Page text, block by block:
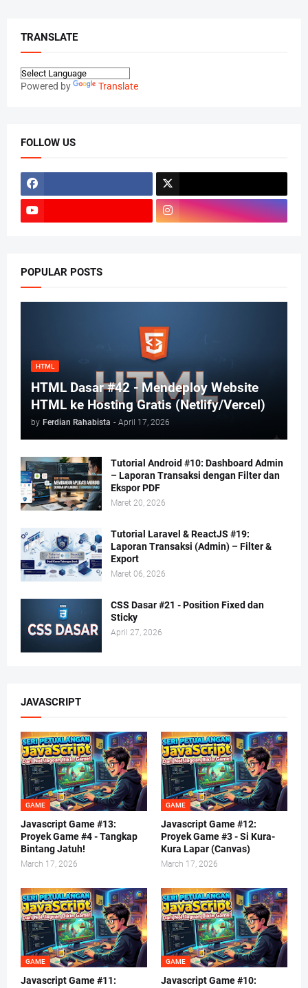
TRANSLATE
Powered by Translate
FOLLOW US
POPULAR POSTS
HTML
HTML Dasar #42 - Mendeploy Website
HTML ke Hosting Gratis (Netlify/Vercel)
by Ferdian Rahabista - April 17, 2026
Tutorial Android #10: Dashboard Admin
– Laporan Transaksi dengan Filter dan
Ekspor PDF
Maret 20, 2026
Tutorial Laravel & ReactJS #19:
Laporan Transaksi (Admin) – Filter &
Export
Maret 06, 2026
CSS Dasar #21 - Position Fixed dan
Sticky
April 27, 2026
JAVASCRIPT
GAME
Javascript Game #13:
Proyek Game #4 - Tangkap
Bintang Jatuh!
March 17, 2026
GAME
Javascript Game #12:
Proyek Game #3 - Si Kura-
Kura Lapar (Canvas)
March 17, 2026
GAME
Javascript Game #11:
GAME
Javascript Game #10: